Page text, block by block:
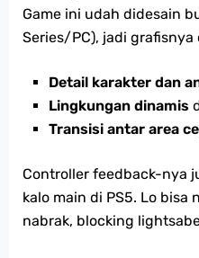
Game ini udah didesain
Series/PC), jadi grafisnya
Detail karakter dan
Lingkungan dinamis
Transisi antar area
Controller feedback-nya
kalo main di PS5. Lo bisa
nabrak, blocking